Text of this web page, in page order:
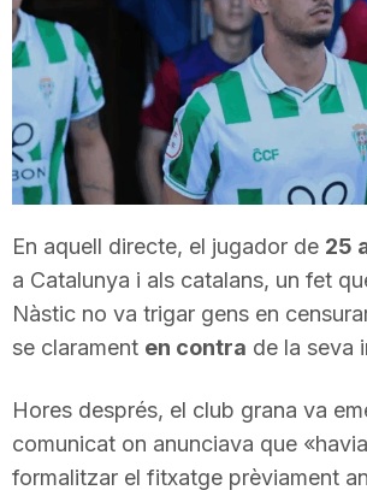
e
T
a
r
r
En aquell directe, el jugador de 25
a Catalunya i als catalans, un fet
Nàstic no va trigar gens en
se clarament en contra de la seva
Hores després, el club grana va
comunicat on anunciava que
formalitzar el fitxatge prèviament